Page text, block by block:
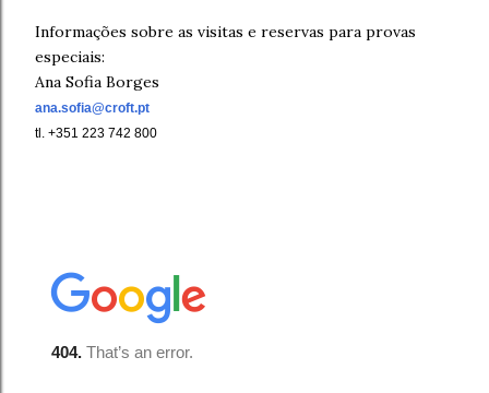
Informações sobre as visitas e reservas para provas
especiais:
Ana Sofia Borges
ana.sofia@croft.pt
tl. +351 223 742 800